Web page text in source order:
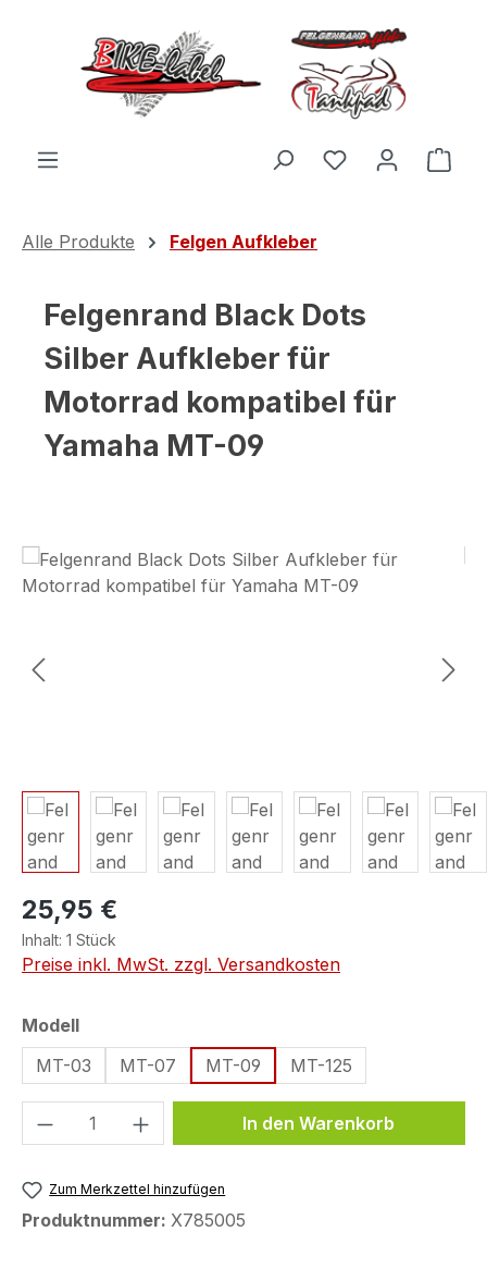
Zum Hauptinhalt springen
Du hast 0
Alle Produkte Felgen Aufkleber
Felgenrand Black Dots
Silber Aufkleber für
Motorrad kompatibel für
Yamaha MT-09
Bildergalerie überspringen
25,95 €
Inhalt: 1 Stück
Preise inkl. MwSt. zzgl. Versandkosten
Modellauswählen
MT-03
MT-07 MT-09 MT-125
Produkt Anzahl: Gib denIn den Warenkorb
Zum Merkzettel hinzufügen
Produktnummer: X785005